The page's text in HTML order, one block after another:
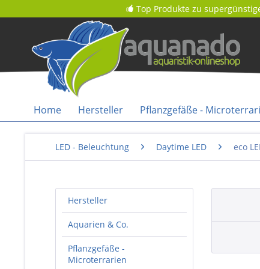
Top Produkte zu
Home Hersteller Pflanzgefäße -
LED - Beleuchtung Daytime LED eco
Hersteller
Aquarien & Co.
Pflanzgefäße -
Microterrarien